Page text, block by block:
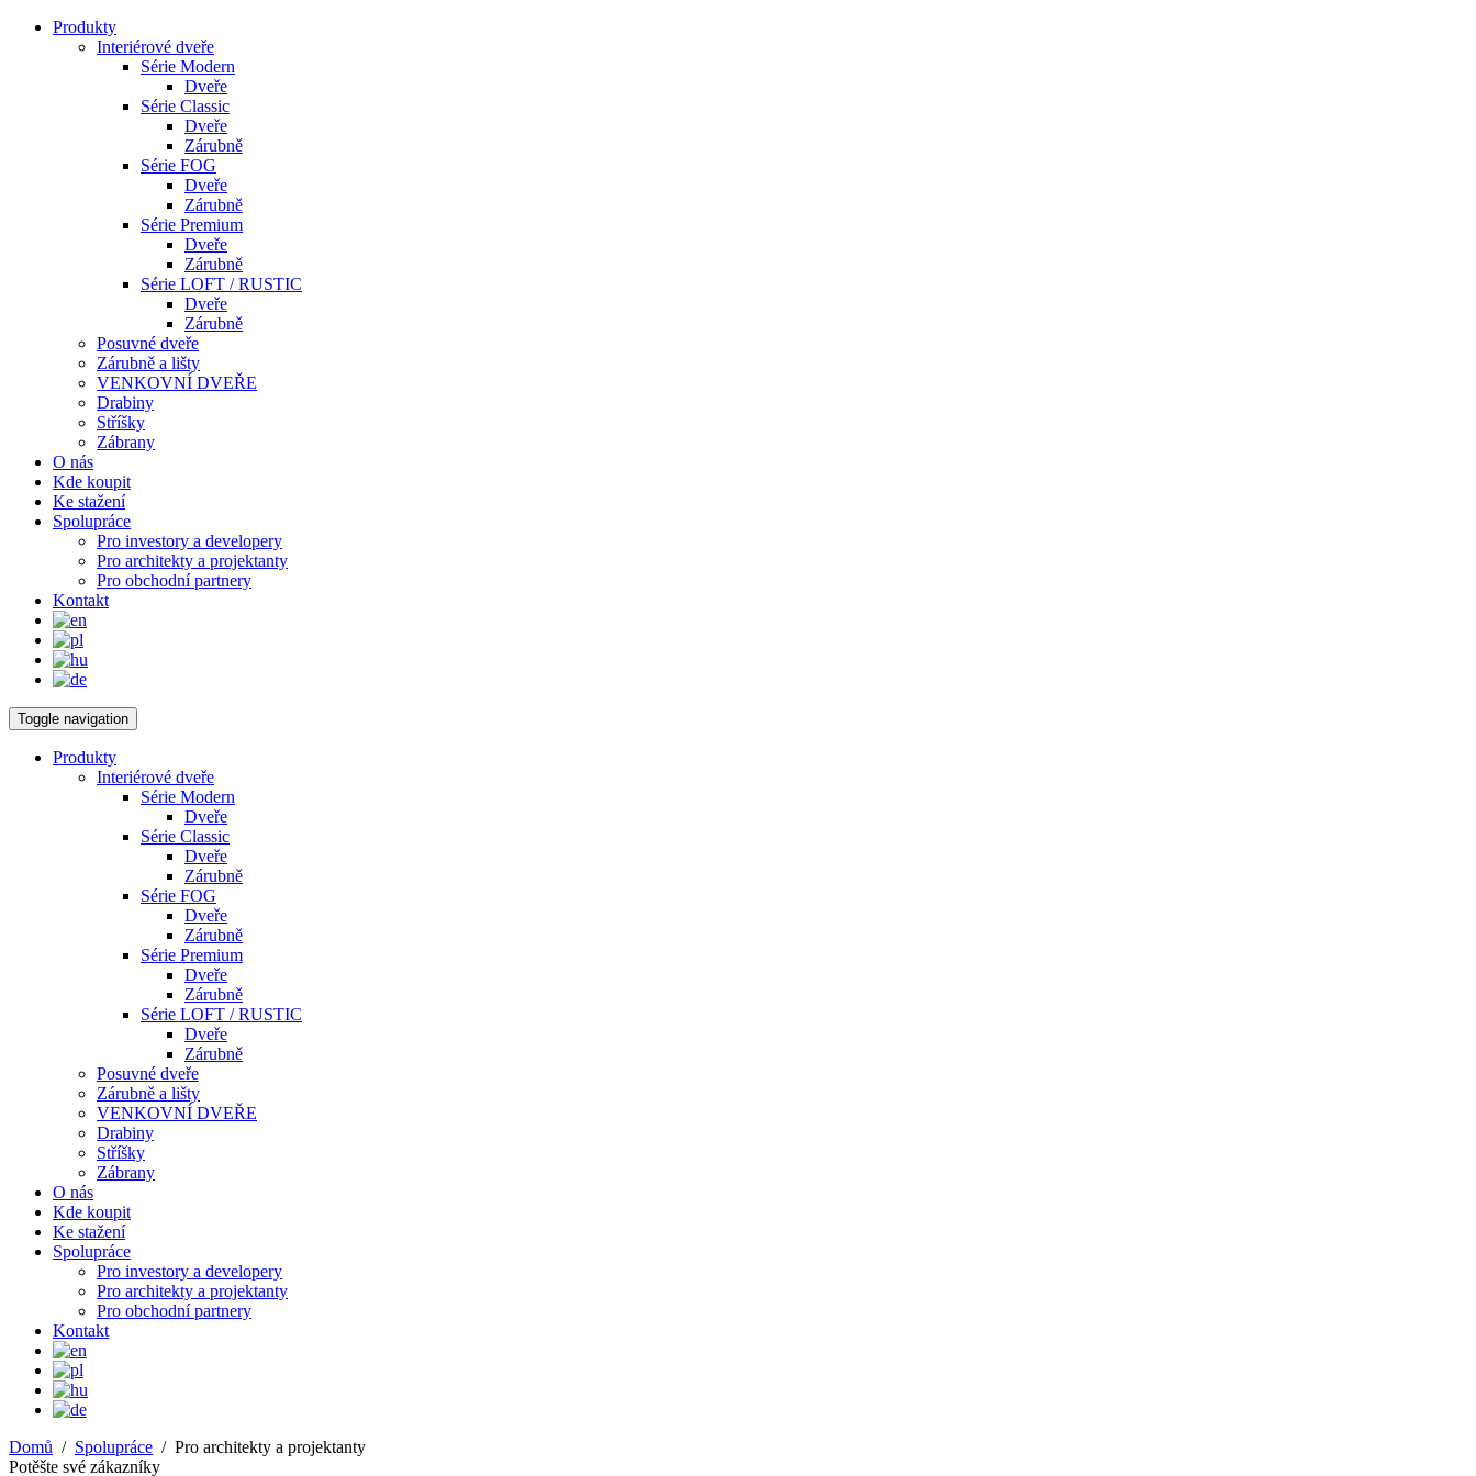
Produkty
Interiérové dveře
Série Modern
Dveře
Série Classic
Dveře
Zárubně
Série FOG
Dveře
Zárubně
Série Premium
Dveře
Zárubně
Série LOFT / RUSTIC
Dveře
Zárubně
Posuvné dveře
Zárubně a lišty
VENKOVNÍ DVEŘE
Drabiny
Stříšky
Zábrany
O nás
Kde koupit
Ke stažení
Spolupráce
Pro investory a developery
Pro architekty a projektanty
Pro obchodní partnery
Kontakt
Toggle navigation
Produkty
Interiérové dveře
Série Modern
Dveře
Série Classic
Dveře
Zárubně
Série FOG
Dveře
Zárubně
Série Premium
Dveře
Zárubně
Série LOFT / RUSTIC
Dveře
Zárubně
Posuvné dveře
Zárubně a lišty
VENKOVNÍ DVEŘE
Drabiny
Stříšky
Zábrany
O nás
Kde koupit
Ke stažení
Spolupráce
Pro investory a developery
Pro architekty a projektanty
Pro obchodní partnery
Kontakt
Domů / Spolupráce /Pro architekty a projektanty
Potěšte své zákazníky